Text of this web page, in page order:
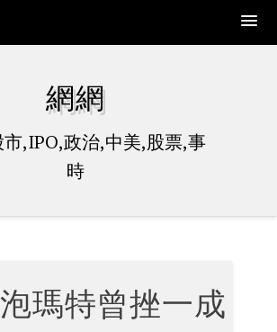
網網
,IPO,政治,中美,股票,事
時
瑪特曾挫一成